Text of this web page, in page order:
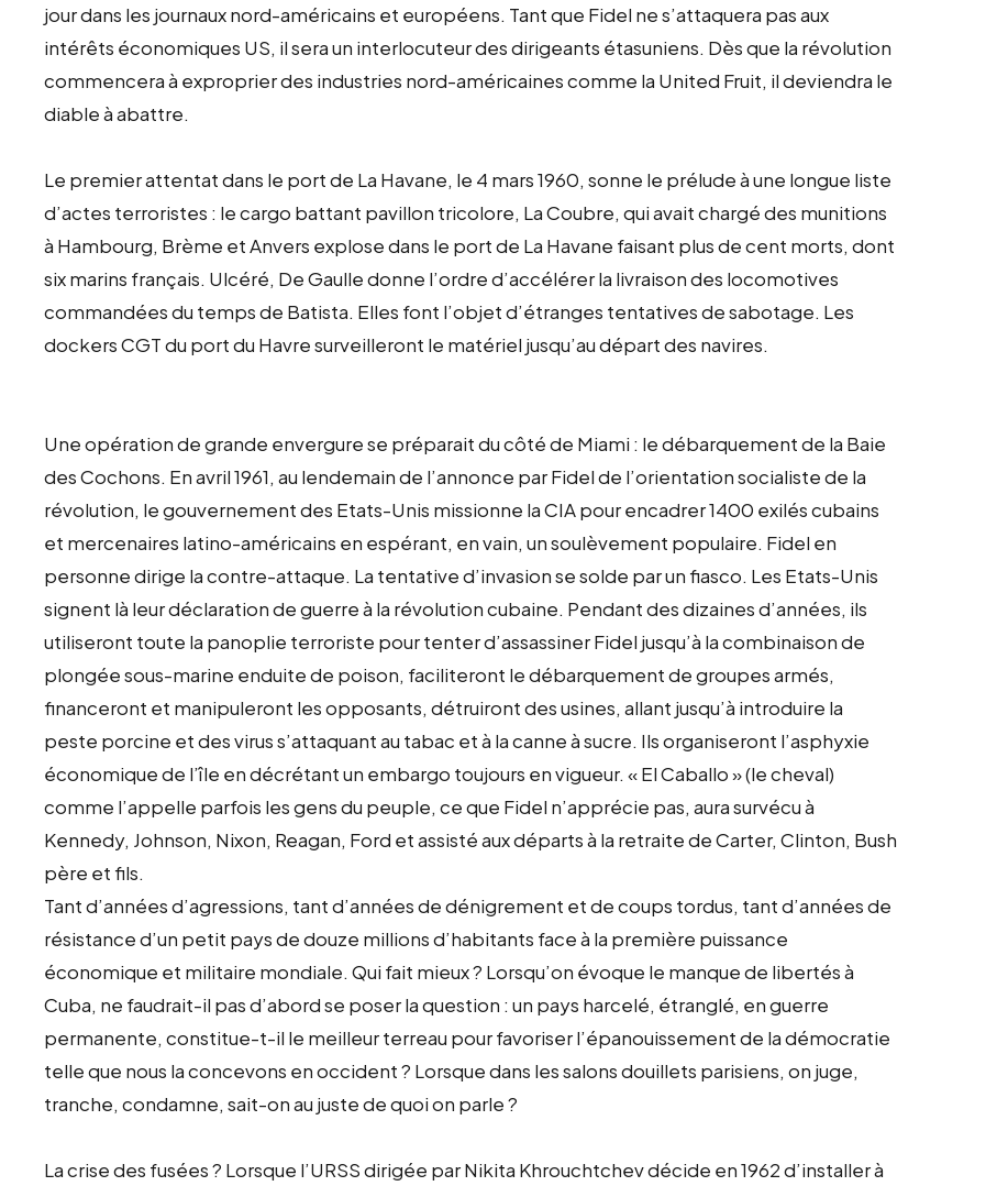
jour dans les journaux nord-américains et européens. Tant que Fidel ne s’attaquera pas aux
intérêts économiques US, il sera un interlocuteur des dirigeants étasuniens. Dès que la révolution
commencera à exproprier des industries nord-américaines comme la United Fruit, il deviendra le
diable à abattre.
Le premier attentat dans le port de La Havane, le 4 mars 1960, sonne le prélude à une longue liste
d’actes terroristes : le cargo battant pavillon tricolore, La Coubre, qui avait chargé des munitions
à Hambourg, Brème et Anvers explose dans le port de La Havane faisant plus de cent morts, dont
six marins français. Ulcéré, De Gaulle donne l’ordre d’accélérer la livraison des locomotives
commandées du temps de Batista. Elles font l’objet d’étranges tentatives de sabotage. Les
dockers CGT du port du Havre surveilleront le matériel jusqu’au départ des navires.
Une opération de grande envergure se préparait du côté de Miami : le débarquement de la Baie
des Cochons. En avril 1961, au lendemain de l’annonce par Fidel de l’orientation socialiste de la
révolution, le gouvernement des Etats-Unis missionne la CIA pour encadrer 1400 exilés cubains
et mercenaires latino-américains en espérant, en vain, un soulèvement populaire. Fidel en
personne dirige la contre-attaque. La tentative d’invasion se solde par un fiasco. Les Etats-Unis
signent là leur déclaration de guerre à la révolution cubaine. Pendant des dizaines d’années, ils
utiliseront toute la panoplie terroriste pour tenter d’assassiner Fidel jusqu’à la combinaison de
plongée sous-marine enduite de poison, faciliteront le débarquement de groupes armés,
financeront et manipuleront les opposants, détruiront des usines, allant jusqu’à introduire la
peste porcine et des virus s’attaquant au tabac et à la canne à sucre. Ils organiseront l’asphyxie
économique de l’île en décrétant un embargo toujours en vigueur. « El Caballo » (le cheval)
comme l’appelle parfois les gens du peuple, ce que Fidel n’apprécie pas, aura survécu à
Kennedy, Johnson, Nixon, Reagan, Ford et assisté aux départs à la retraite de Carter, Clinton, Bush
père et fils.
Tant d’années d’agressions, tant d’années de dénigrement et de coups tordus, tant d’années de
résistance d’un petit pays de douze millions d’habitants face à la première puissance
économique et militaire mondiale. Qui fait mieux ? Lorsqu’on évoque le manque de libertés à
Cuba, ne faudrait-il pas d’abord se poser la question : un pays harcelé, étranglé, en guerre
permanente, constitue-t-il le meilleur terreau pour favoriser l’épanouissement de la démocratie
telle que nous la concevons en occident ? Lorsque dans les salons douillets parisiens, on juge,
tranche, condamne, sait-on au juste de quoi on parle ?
La crise des fusées ? Lorsque l’URSS dirigée par Nikita Khrouchtchev décide en 1962 d’installer à